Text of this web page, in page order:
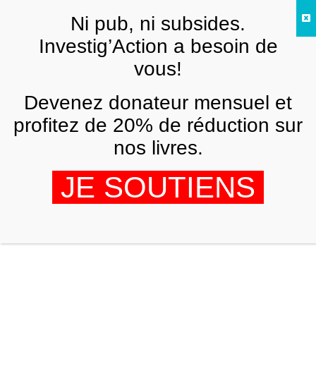
Venezuela : je refuse d´être pris pour
une cible médiatique
19 AVRIL 2018
FRNi pub, ni subsides.
Investig’Action a besoin de
vous!
Devenez donateur mensuel et
profitez de 20% de réduction sur
nos livres.
JE SOUTIENS